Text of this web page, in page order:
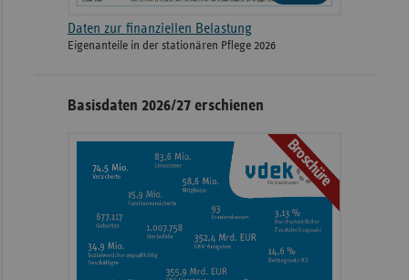
Daten zur finanziellen Belastung
Eigenanteile in der stationären Pflege 2026
Basisdaten 2026/27 erschienen
Broschüre